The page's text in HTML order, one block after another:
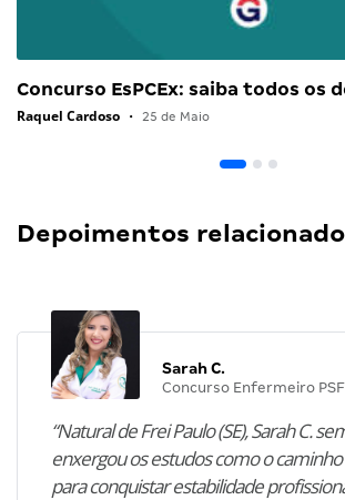
Concurso EsPCEx: saiba todos os
Raquel Cardoso • 25 de Maio
Depoimentos
Sarah C.
Concurso Enfermeiro PSF
“Natural de Frei Paulo (SE), Sarah C.
enxergou os estudos como o
para conquistar estabilidade